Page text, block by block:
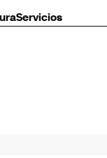
Servicios